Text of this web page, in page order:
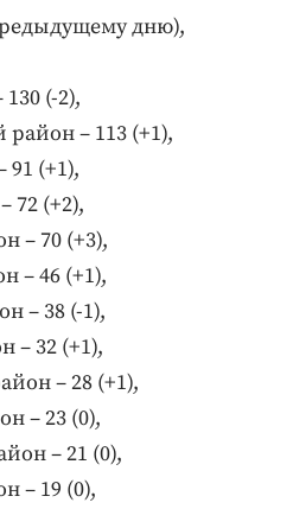
дню),
(-2),
– 113 (+1),
(+1),
72 (+2),
– 70 (+3),
– 46 (+1),
– 38 (-1),
– 32 (+1),
– 28 (+1),
– 23 (0),
– 21 (0),
– 19 (0),